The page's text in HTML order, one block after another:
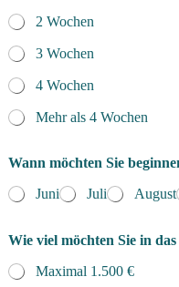
2 Wochen
3 Wochen
4 Wochen
Mehr als 4 Wochen
Wann möchten Sie
Juni
Juli August
Wie viel möchten Sie in
Maximal 1.500 €